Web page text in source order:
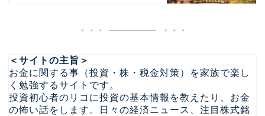
＜サイトの主旨＞
お金に関する事（投資・株・税金対策）を家族で楽し
く勉強するサイトです。
投資初心者のリコに投資の基本情報を教えたり、お金
の怖い話をします。日々の経済ニュース、注目株式銘